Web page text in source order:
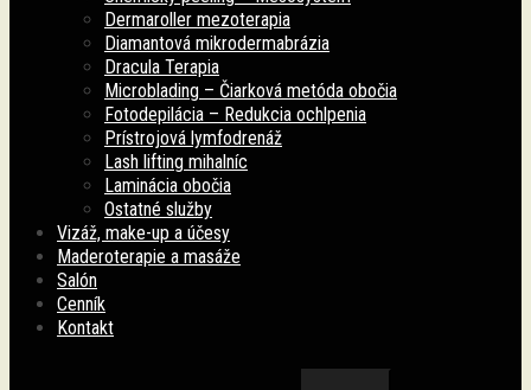
Dermaroller mezoterapia
Diamantová mikrodermabrázia
Dracula Terapia
Microblading – Čiarková metóda obočia
Fotodepilácia – Redukcia ochlpenia
Prístrojová lymfodrenáž
Lash lifting mihalníc
Laminácia obočia
Ostatné služby
Vizáž, make-up a účesy
Maderoterapie a masáže
Salón
Cenník
Kontakt